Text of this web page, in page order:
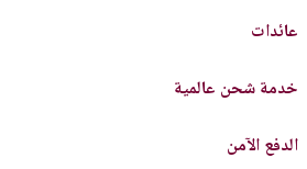
عائدات
خدمة شحن عالمية
الدفع الآمن